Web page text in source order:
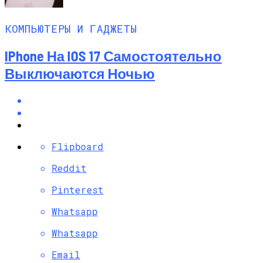
КОМПЬЮТЕРЫ И ГАДЖЕТЫ
IPhone На IOS 17 Самостоятельно
Выключаются Ночью
Flipboard
Reddit
Pinterest
Whatsapp
Whatsapp
Email